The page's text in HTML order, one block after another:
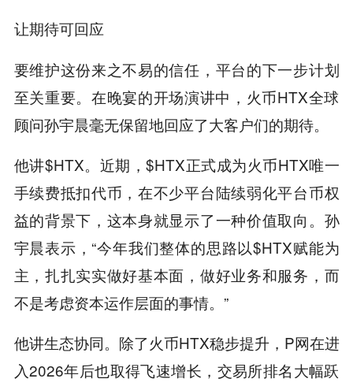
让期待可回应
要维护这份来之不易的信任，平台的下一步计划
至关重要。在晚宴的开场演讲中，火币HTX全球
顾问孙宇晨毫无保留地回应了大客户们的期待。
他讲$HTX。近期，$HTX正式成为火币HTX唯一
手续费抵扣代币，在不少平台陆续弱化平台币权
益的背景下，这本身就显示了一种价值取向。孙
宇晨表示，“今年我们整体的思路以$HTX赋能为
主，扎扎实实做好基本面，做好业务和服务，而
不是考虑资本运作层面的事情。”
他讲生态协同。除了火币HTX稳步提升，P网在进
入2026年后也取得飞速增长，交易所排名大幅跃